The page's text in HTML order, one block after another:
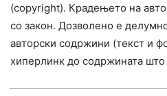
(copyright). Крадењето на
со закон. Дозволено е
авторски содржини (текст и
хиперлинк до содржината што